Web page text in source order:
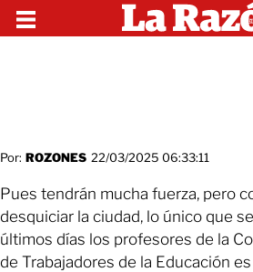
Por: ROZONES 22/03/2025 06:33:11
Pues tendrán mucha fuerza, pero
desquiciar la ciudad, lo único que
últimos días los profesores de la
de Trabajadores de la Educación